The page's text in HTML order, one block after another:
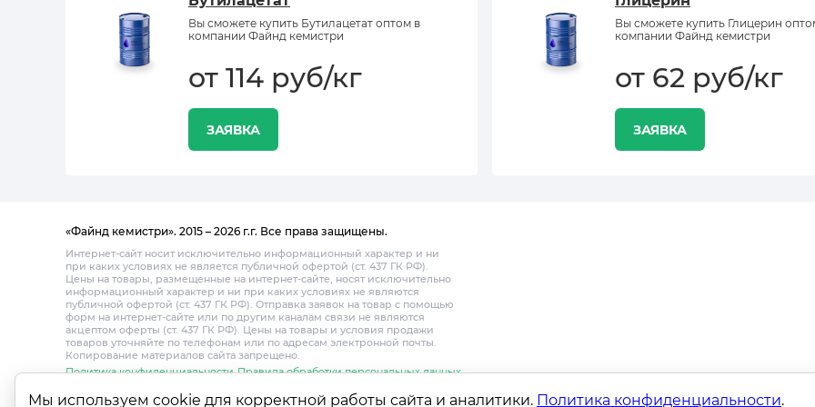
Вы сможете купить Бутилацетат оптом в
компании Файнд кемистри
от 114 руб/кг
ЗАЯВКА
Вы сможете купить Глицерин
компании Файнд кемистри
от 62 руб/кг
ЗАЯВКА
«Файнд кемистри». 2015 – 2026 г.г. Все права защищены.
Интернет-сайт носит исключительно информационный характер и ни
при каких условиях не является публичной офертой (ст. 437 ГК РФ).
Цены на товары, размещенные на интернет-сайте, носят исключительно
информационный характер и ни при каких условиях не являются
публичной офертой (ст. 437 ГК РФ). Отправка заявок на товар с помощью
форм на интернет-сайте или по другим каналам связи не являются
акцептом оферты (ст. 437 ГК РФ). Цены на товары и условия продажи
товаров уточняйте по телефонам или по адресам электронной почты.
Копирование материалов сайта запрещено.
Политика конфиденциальности Правила обработки персональных данных
Каталог О компании Поставщикам Доставка и оплата Контакты
Мы используем cookie для корректной работы сайта и аналитики. Политика конфиденциальности.